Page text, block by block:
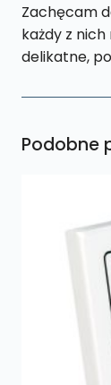
Zachęcam
każdy z
delikatne,
Podobne